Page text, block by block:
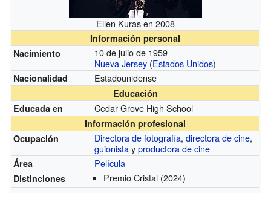
Ellen Kuras en 2008
Información personal
Nacimiento
10 de julio de 1959
Nueva Jersey (Estados Unidos)
Nacionalidad Estadounidense
Educación
Educada en
Cedar Grove High School
Información profesional
Ocupación
Directora de fotografía,directora de cine,
guionistayproductora de cine
Área Película
Distinciones Premio Cristal (2024)